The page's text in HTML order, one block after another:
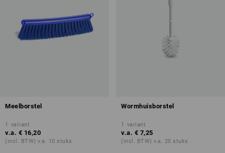
Meelborstel
1 variant
v.a. € 16,20
(incl. BTW) v.a. 10 stuks
Wormhuisborstel
1 variant
v.a. € 7,25
(incl. BTW) v.a. 20 stuks